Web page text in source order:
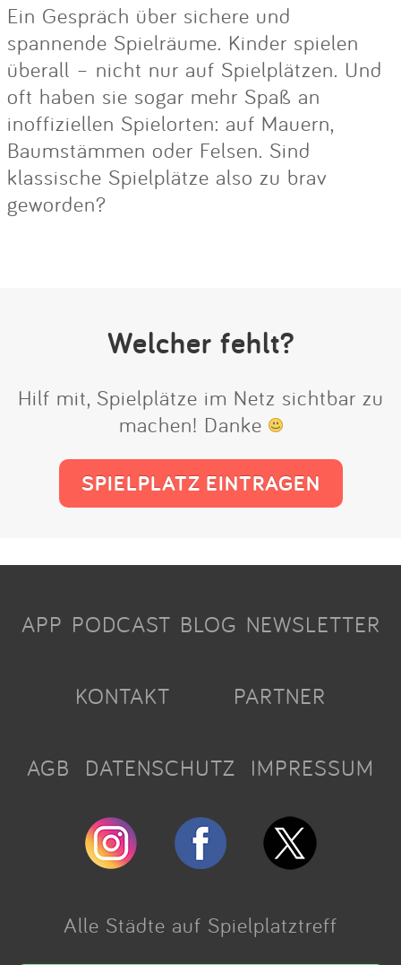
Ein Gespräch über sichere und
spannende Spielräume. Kinder spielen
überall – nicht nur auf Spielplätzen. Und
oft haben sie sogar mehr Spaß an
inoffiziellen Spielorten: auf Mauern,
Baumstämmen oder Felsen. Sind
klassische Spielplätze also zu brav
geworden?
Welcher fehlt?
Hilf mit, Spielplätze im Netz sichtbar zu
machen! Danke
SPIELPLATZ EINTRAGEN
APP PODCAST BLOG NEWSLETTER
KONTAKT PARTNER
AGB DATENSCHUTZ IMPRESSUM
Alle Städte auf Spielplatztreff